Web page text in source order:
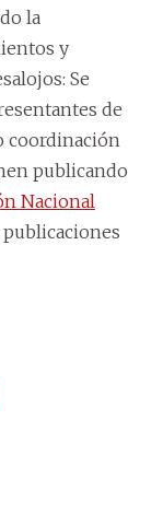
la
y
Se
de
coordinación
publicando
Nacional
publicaciones